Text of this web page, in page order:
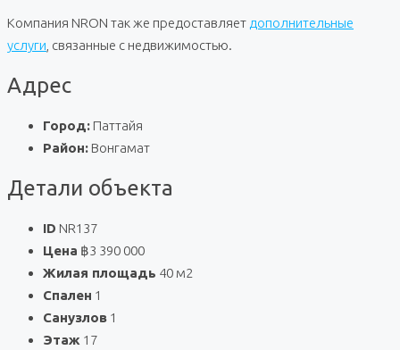
Компания NRON так же предоставляет дополнительные
услуги , связанные с недвижимостью.
Адрес
Город: Паттайя
Район: Вонгамат
Детали объекта
ID NR137
Цена ฿3 390 000
Жилая площадь 40 м2
Спален 1
Санузлов 1
Этаж 17